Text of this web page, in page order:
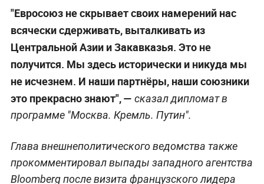
"Евросоюз не скрывает своих намерений нас
всячески сдерживать, выталкивать из
Центральной Азии и Закавказья. Это не
получится. Мы здесь исторически и никуда мы
не исчезнем. И наши партнёры, наши союзники
это прекрасно знают", — сказал дипломат в
программе "Москва. Кремль. Путин".
Глава внешнеполитического ведомства также
прокомментировал выпады западного агентства
Bloomberg после визита французского лидера